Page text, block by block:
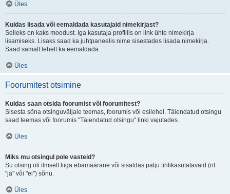
Üles
Kuidas lisada või eemaldada kasutajaid nimekirjast?
Selleks on kaks moodust. Iga kasutaja profiilis on link ühte nimekirja
lisamiseks. Lisaks saad ka juhtpaneelis nime sisestades lisada nimekirja.
Saad samalt lehelt ka eemaldada.
Üles
Foorumitest otsimine
Kuidas saan otsida foorumist või foorumitest?
Sisesta sõna otsinguväljale teemas, foorumis või esilehel. Täiendatud otsingu
saad teemas või foorumis "Täiendatud otsingu" linki vajutades.
Üles
Miks mu otsingul pole vasteid?
Su otsing oli ilmselt liiga ebamäärane või sisaldas palju tihtikasutatavaid (nt.
"ja" või "ei") sõnu.
Üles